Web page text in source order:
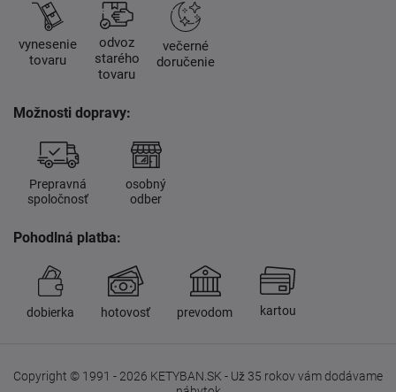
vynesenie
tovaru
odvoz
starého
tovaru
večerné
doručenie
Možnosti dopravy:
Prepravná
spoločnosť
osobný
odber
Pohodlná platba:
dobierka hotovosť prevodom kartou
Copyright © 1991 - 2026 KETYBAN.SK - Už 35 rokov vám dodávame